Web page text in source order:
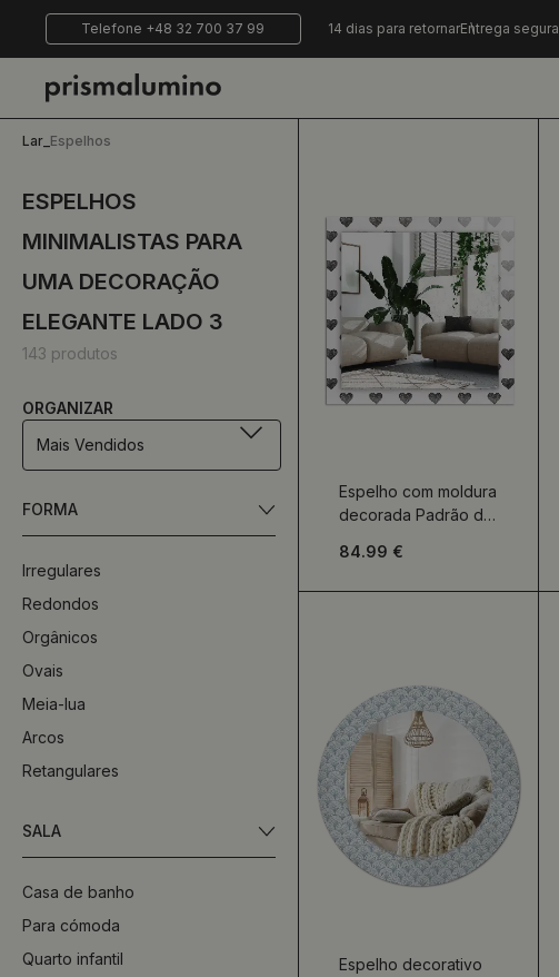
Telefone +48 32 700 37 99 14 dias para retornarEntrega segura
Lar Espelhos
ESPELHOS
MINIMALISTAS PARA
UMA DECORAÇÃO
ELEGANTE LADO 3
143 produtos
ORGANIZAR
Mais Vendidos
FORMA
Irregulares
Redondos
Orgânicos
Ovais
Meia-lua
Arcos
Retangulares
SALA
Casa de banho
Para cómoda
Quarto infantil
Espelho com moldura
decorada Padrão de
84.99 €
Espelho decorativo